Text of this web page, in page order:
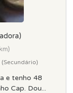
e tenho 48
Cap. Dou...